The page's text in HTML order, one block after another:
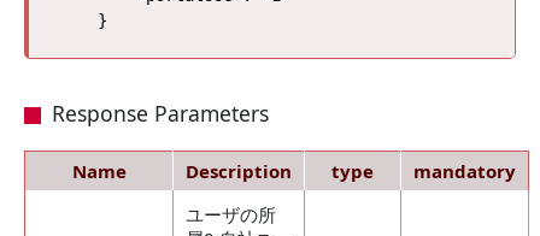
Response Parameters
Name Description type mandatory
ユーザの所